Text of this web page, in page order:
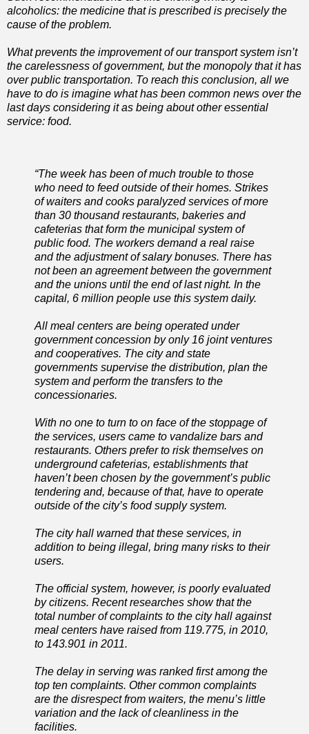
alcoholics: the medicine that is prescribed is precisely the
cause of the problem.
What prevents the improvement of our transport system isn’t
the carelessness of government, but the monopoly that it has
over public transportation. To reach this conclusion, all we
have to do is imagine what has been common news over the
last days considering it as being about other essential
service: food.
“The week has been of much trouble to those
who need to feed outside of their homes. Strikes
of waiters and cooks paralyzed services of more
than 30 thousand restaurants, bakeries and
cafeterias that form the municipal system of
public food. The workers demand a real raise
and the adjustment of salary bonuses. There has
not been an agreement between the government
and the unions until the end of last night. In the
capital, 6 million people use this system daily.
All meal centers are being operated under
government concession by only 16 joint ventures
and cooperatives. The city and state
governments supervise the distribution, plan the
system and perform the transfers to the
concessionaries.
With no one to turn to on face of the stoppage of
the services, users came to vandalize bars and
restaurants. Others prefer to risk themselves on
underground cafeterias, establishments that
haven’t been chosen by the government’s public
tendering and, because of that, have to operate
outside of the city’s food supply system.
The city hall warned that these services, in
addition to being illegal, bring many risks to their
users.
The official system, however, is poorly evaluated
by citizens. Recent researches show that the
total number of complaints to the city hall against
meal centers have raised from 119.775, in 2010,
to 143.901 in 2011.
The delay in serving was ranked first among the
top ten complaints. Other common complaints
are the disrespect from waiters, the menu’s little
variation and the lack of cleanliness in the
facilities.